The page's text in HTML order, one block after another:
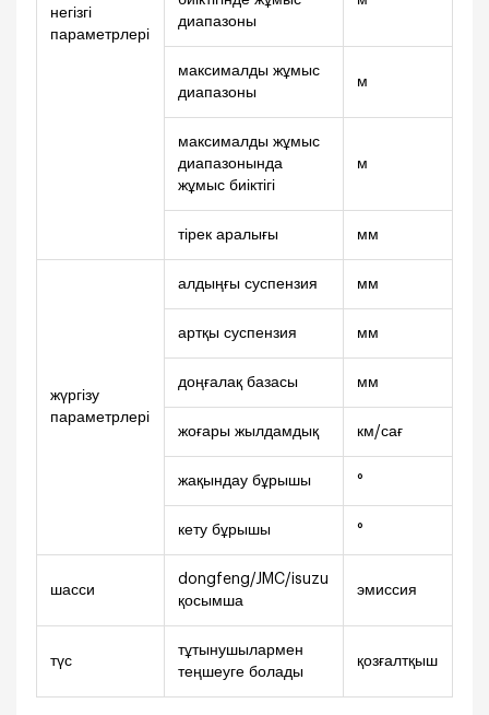
негізгі
параметрлері
диапазоны
максималды жұмыс
диапазоны
м
максималды жұмыс
диапазонында
жұмыс биіктігі
м
тірек аралығы мм
жүргізу
параметрлері
алдыңғы суспензия мм
артқы суспензия мм
доңғалақ базасы мм
жоғары жылдамдық км/сағ
жақындау бұрышы °
кету бұрышы °
шасси
dongfeng/JMC/isuzu
қосымша
эмиссия
түс
тұтынушылармен
теңшеуге болады
қозғалтқыш